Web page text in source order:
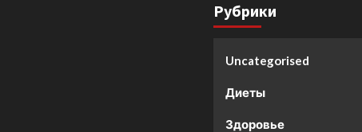
Рубрики
Uncategorised
Диеты
Здоровье